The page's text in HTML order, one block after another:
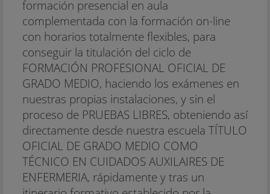
formación presencial en aula
complementada con la formación on-line
con horarios totalmente flexibles, para
conseguir la titulación del ciclo de
FORMACIÓN PROFESIONAL OFICIAL DE
GRADO MEDIO, haciendo los exámenes en
nuestras propias instalaciones, y sin el
proceso de PRUEBAS LIBRES, obteniendo así
directamente desde nuestra escuela TÍTULO
OFICIAL DE GRADO MEDIO COMO
TÉCNICO EN CUIDADOS AUXILAIRES DE
ENFERMERIA, rápidamente y tras un